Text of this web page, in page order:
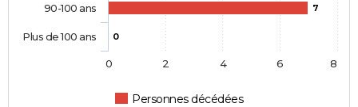
7
0
Personnes décédées
90-100 ans
Plus de 100 ans
0 2 4 6 8